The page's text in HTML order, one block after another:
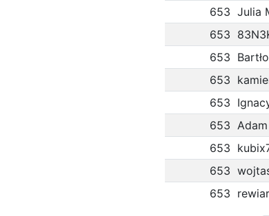
653 Julia
653
653
653
653
653
653
653
653